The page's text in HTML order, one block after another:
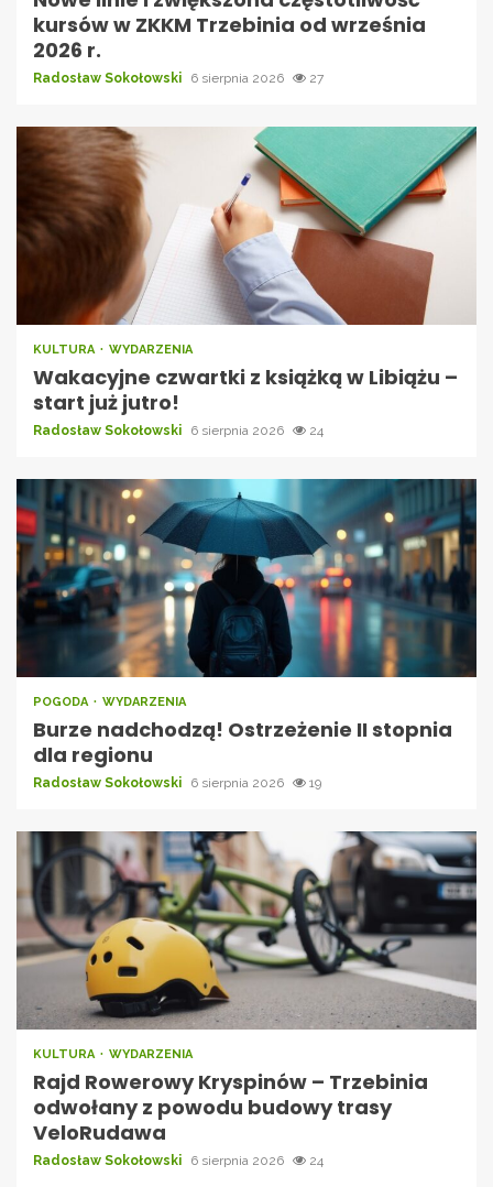
kursów w ZKKM Trzebinia od września
2026 r.
Radosław Sokołowski 6 sierpnia 2026 27
KULTURA WYDARZENIA
Wakacyjne czwartki z książką w Libiążu –
start już jutro!
Radosław Sokołowski 6 sierpnia 2026 24
POGODA WYDARZENIA
Burze nadchodzą! Ostrzeżenie II stopnia
dla regionu
Radosław Sokołowski 6 sierpnia 2026 19
KULTURA WYDARZENIA
Rajd Rowerowy Kryspinów – Trzebinia
odwołany z powodu budowy trasy
VeloRudawa
Radosław Sokołowski 6 sierpnia 2026 24